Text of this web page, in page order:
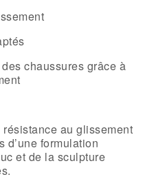
chaussures grâce à
au glissement
d’une formulation
et de la sculpture